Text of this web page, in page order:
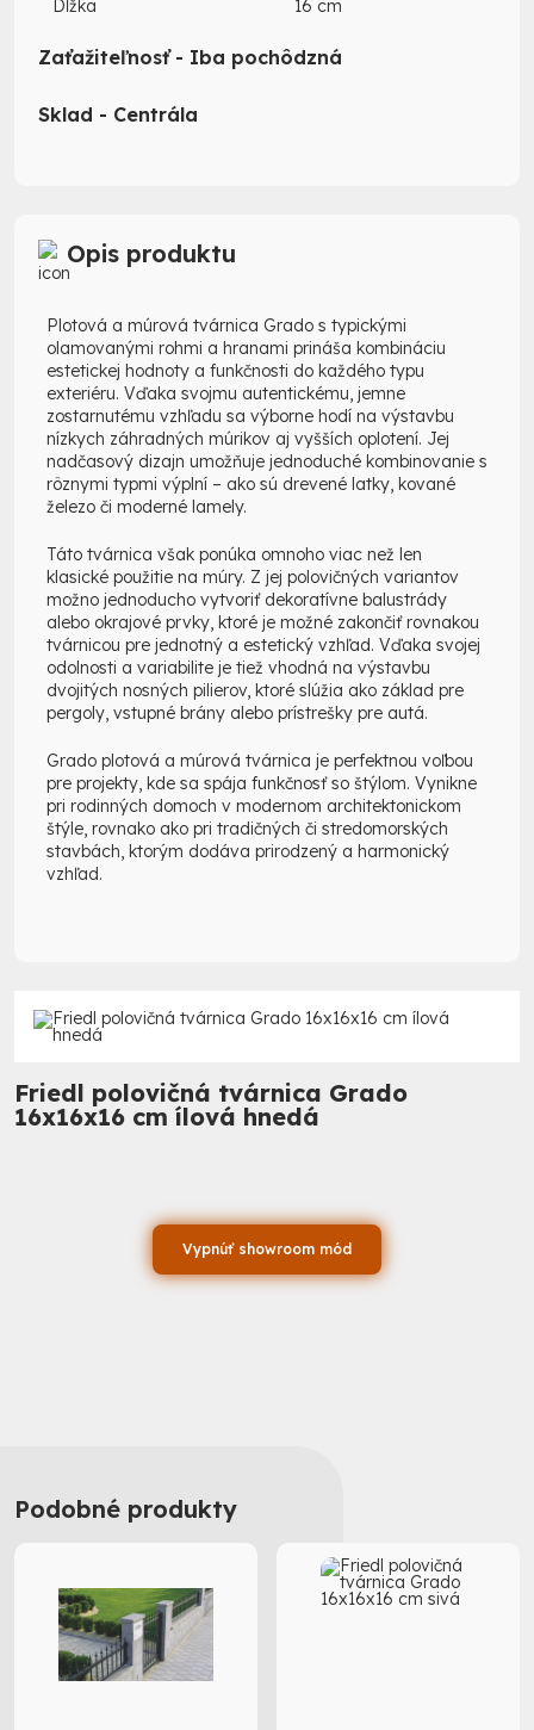
Opis produktu
Plotová a múrová tvárnica Grado s typickými
olamovanými rohmi a hranami prináša kombináciu
estetickej hodnoty a funkčnosti do každého typu
exteriéru. Vďaka svojmu autentickému, jemne
zostarnutému vzhľadu sa výborne hodí na výstavbu
nízkych záhradných múrikov aj vyšších oplotení. Jej
nadčasový dizajn umožňuje jednoduché kombinovanie s
rôznymi typmi výplní – ako sú drevené latky, kované
železo či moderné lamely.
Táto tvárnica však ponúka omnoho viac než len
klasické použitie na múry. Z jej polovičných variantov
možno jednoducho vytvoriť dekoratívne balustrády
alebo okrajové prvky, ktoré je možné zakončiť rovnakou
tvárnicou pre jednotný a estetický vzhľad. Vďaka svojej
odolnosti a variabilite je tiež vhodná na výstavbu
dvojitých nosných pilierov, ktoré slúžia ako základ pre
pergoly, vstupné brány alebo prístrešky pre autá.
Grado plotová a múrová tvárnica je perfektnou voľbou
pre projekty, kde sa spája funkčnosť so štýlom. Vynikne
pri rodinných domoch v modernom architektonickom
štýle, rovnako ako pri tradičných či stredomorských
stavbách, ktorým dodáva prirodzený a harmonický
vzhľad.
Dĺžka 16 cm
Zaťažiteľnosť - Iba pochôdzná
Sklad - Centrála
Friedl polovičná tvárnica Grado
16x16x16 cm ílová hnedá
Vypnúť showroom mód
Podobné produkty